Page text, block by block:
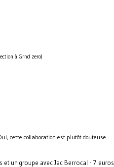
à Grnd zero)
cette collaboration est plutôt douteuse.
et un groupe avec Jac Berrocal - 7 euros